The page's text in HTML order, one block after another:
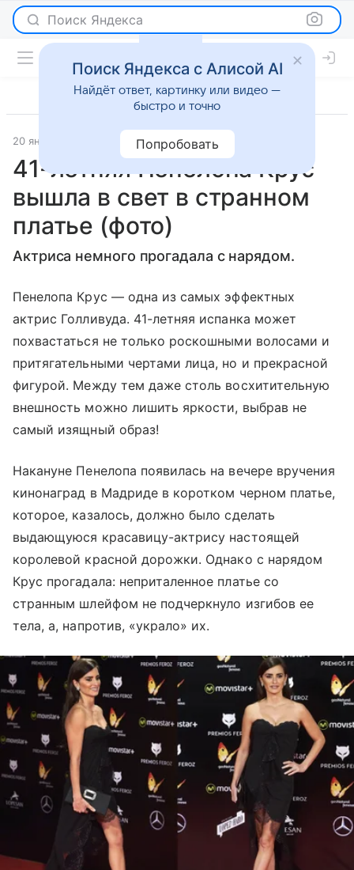
Поиск Яндекса
20 января 2016 Светская жизнь
41-летняя Пенелопа Крус
вышла в свет в странном
платье (фото)
Актриса немного прогадала с нарядом.
Пенелопа Крус — одна из самых эффектных
актрис Голливуда. 41-летняя испанка может
похвастаться не только роскошными волосами и
притягательными чертами лица, но и прекрасной
фигурой. Между тем даже столь восхитительную
внешность можно лишить яркости, выбрав не
самый изящный образ!
Накануне Пенелопа появилась на вечере вручения
кинонаград в Мадриде в коротком черном платье,
которое, казалось, должно было сделать
выдающуюся красавицу-актрису настоящей
королевой красной дорожки. Однако с нарядом
Крус прогадала: неприталенное платье со
странным шлейфом не подчеркнуло изгибов ее
тела, а, напротив, «украло» их.
Поиск Яндекса с Алисой AI
Найдёт ответ, картинку или видео —
быстро и точно
Попробовать